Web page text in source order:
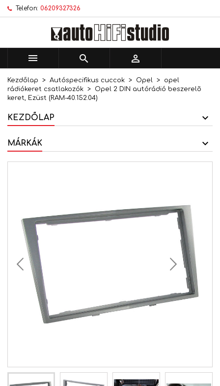
Telefon: 06209327326
  
Kezdőlap Autóspecifikus cuccok Opel
opel
rádiókeret csatlakozók
Opel 2 DIN autórádió beszerelõ
keret, Ezüst (RAM-40.152.04)
KEZDŐLAP
MÁRKÁK
Kívánságlistáim ×
Új lista létrehozása
Kívánságlista létrehozása ×
Kívánságlista neve
Mégsem
Bejelentkezés ×
történő mentéséhez.
Mégsem Bejelentkezés